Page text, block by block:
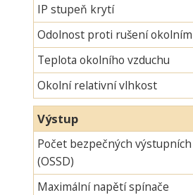
IP stupeň krytí
Odolnost proti rušení
Teplota okolního vzduchu
Okolní relativní vlhkost
Výstup
Počet bezpečných
(OSSD)
Maximální napětí spínače